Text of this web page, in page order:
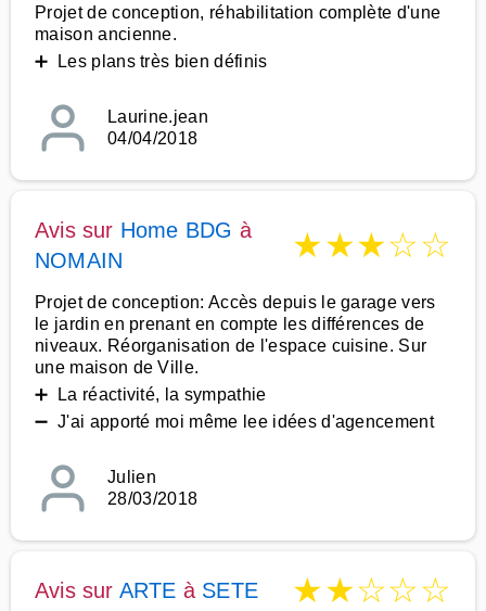
Projet de conception, réhabilitation complète d'une
maison ancienne.
➕ Les plans très bien définis
Laurine.jean
04/04/2018
Avis sur Home BDG à
NOMAIN
★★★☆☆
Projet de conception: Accès depuis le garage vers
le jardin en prenant en compte les différences de
niveaux. Réorganisation de l'espace cuisine. Sur
une maison de Ville.
➕ La réactivité, la sympathie
➖ J'ai apporté moi même lee idées d'agencement
Julien
28/03/2018
Avis sur ARTE à SETE ★★☆☆☆